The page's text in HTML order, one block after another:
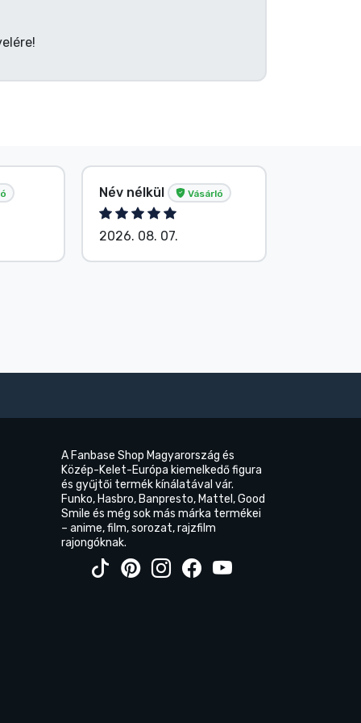
Név nélkül Vásárló
2026. 08. 07.
A Fanbase Shop Magyarország és
Közép-Kelet-Európa kiemelkedő figura
és gyűjtői termék kínálatával vár.
Funko, Hasbro, Banpresto, Mattel, Good
Smile és még sok más márka termékei
– anime, film, sorozat, rajzfilm
rajongóknak.